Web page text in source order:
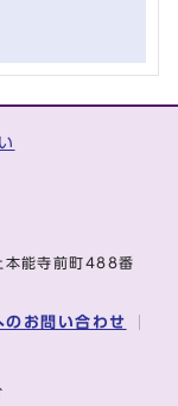
能寺前町488番
のお問い合わせ